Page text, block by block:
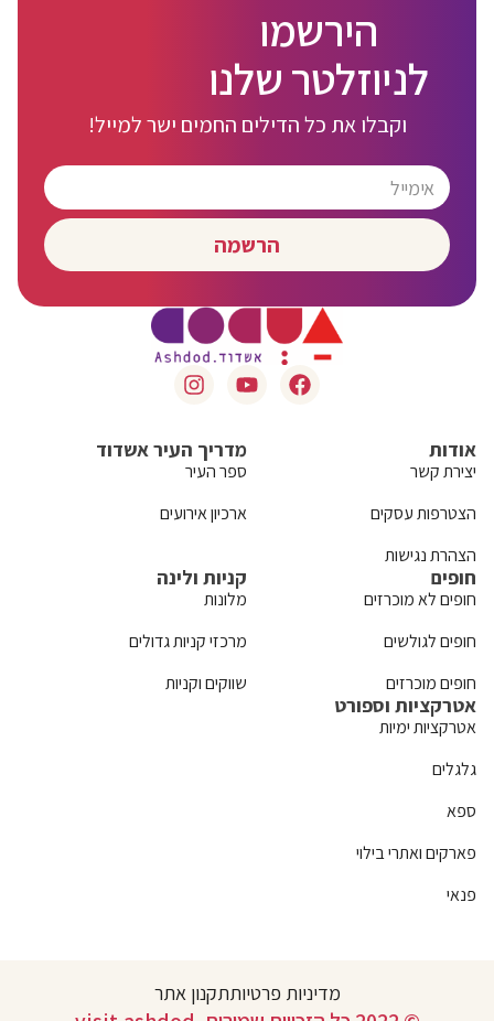
הירשמו
לניוזלטר שלנו
וקבלו את כל הדילים החמים ישר למייל!
הרשמה
אודות
יצירת קשר
הצטרפות עסקים
הצהרת נגישות
מדריך העיר אשדוד
ספר העיר
ארכיון אירועים
חופים
חופים לא מוכרזים
חופים לגולשים
חופים מוכרזים
קניות ולינה
מלונות
מרכזי קניות גדולים
שווקים וקניות
אטרקציות וספורט
אטרקציות ימיות
גלגלים
ספא
פארקים ואתרי בילוי
פנאי
מדיניות פרטיותתקנון אתר